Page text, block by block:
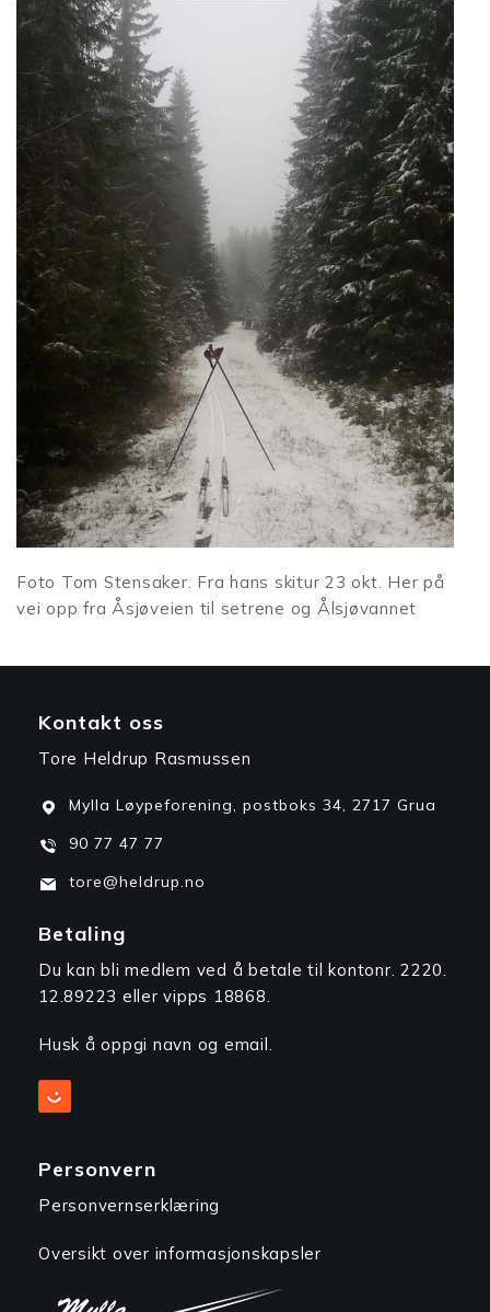
Foto Tom Stensaker. Fra hans skitur 23 okt. Her på
vei opp fra Åsjøveien til setrene og Ålsjøvannet
Kontakt oss
Tore Heldrup Rasmussen
Mylla Løypeforening, postboks 34, 2717 Grua
90 77 47 77
tore@heldrup.no
Betaling
Du kan bli medlem ved å betale til kontonr. 2220.
12.89223 eller vipps 18868.
Husk å oppgi navn og email.
Personvern
Personvernserklæring
Oversikt over informasjonskapsler